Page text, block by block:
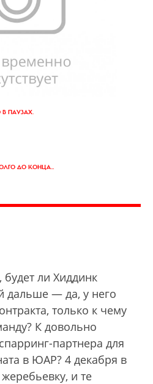
ПАУЗАХ.
ДО КОНЦА…
будет ли Хиддинк
дальше — да, у него
только к чему
К довольно
партнера для
в ЮАР? 4 декабря в
и те